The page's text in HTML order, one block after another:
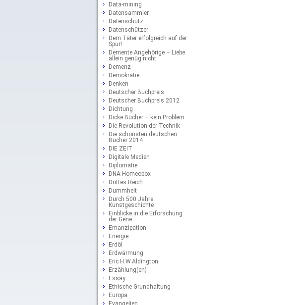
Data-mining
Datensammler
Datenschutz
Datenschützer
Dem Täter erfolgreich auf der
Spur!
Demente Angehörige – Liebe
allein genüg nicht
Demenz
Demokratie
Denken
Deutscher Buchpreis
Deutscher Buchpreis 2012
Dichtung
Dicke Bücher – kein Problem
Die Revolution der Technik
Die schönsten deutschen
Bücher 2014
DIE ZEIT
Digitale Medien
Diplomatie
DNA Homeobox
Drittes Reich
Dummheit
Durch 500 Jahre
Kunstgeschichte
Einblicke in die Erforschung
der Gene
Emanzipation
Energie
Erdöl
Erdwärmung
Eric H.W.Aldington
Erzählung(en)
Essay
Ethische Grundhaltung
Europa
Evangelien